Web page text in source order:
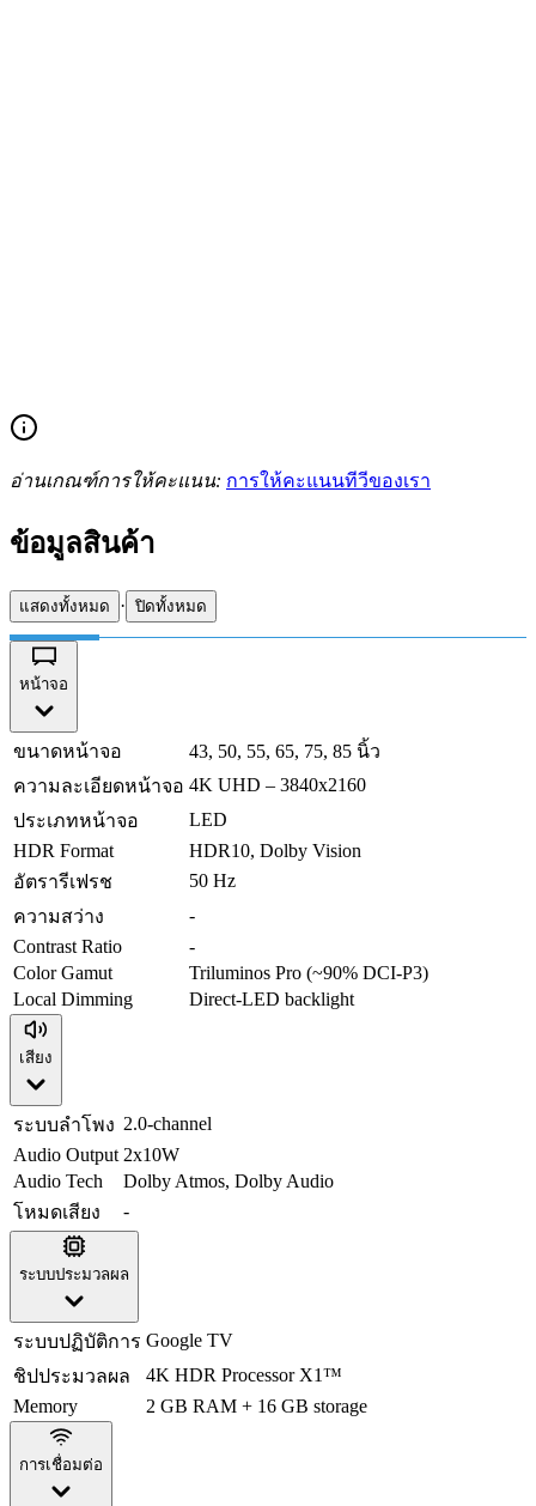
อ่านเกณฑ์การให้คะแนน: การให้คะแนนทีวีของเรา
ข้อมูลสินค้า
แสดงทั้งหมด · ปิดทั้งหมด
หน้าจอ
ขนาดหน้าจอ
43, 50, 55, 65, 75, 85 นิ้ว
ความละเอียดหน้าจอ 4K UHD – 3840x2160
ประเภทหน้าจอ
LED
HDR Format
HDR10, Dolby Vision
อัตรารีเฟรช
50 Hz
ความสว่าง
-
Contrast Ratio
-
Color Gamut
Triluminos Pro (~90% DCI-P3)
Local Dimming
Direct-LED backlight
เสียง
ระบบลำโพง 2.0-channel
Audio Output 2x10W
Audio Tech
Dolby Atmos, Dolby Audio
โหมดเสียง
-
ระบบประมวลผล
ระบบปฏิบัติการ Google TV
ชิปประมวลผล
4K HDR Processor X1™
Memory
2 GB RAM + 16 GB storage
การเชื่อมต่อ